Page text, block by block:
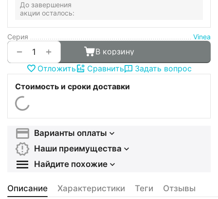
До завершения
акции осталось:
Серия Vinea
+
−
В корзину
Отложить
Сравнить
Задать вопрос
Стоимость и сроки доставки
Варианты оплаты
Наши преимущества
Найдите похожие
Описание Характеристики Теги Отзывы